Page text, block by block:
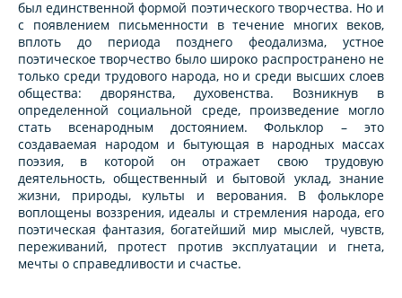
был единственной формой поэтического творчества. Но и
с появлением письменности в течение многих веков,
вплоть до периода позднего феодализма, устное
поэтическое творчество было широко распространено не
только среди трудового народа, но и среди высших слоев
общества: дворянства, духовенства. Возникнув в
определенной социальной среде, произведение могло
стать всенародным достоянием. Фольклор – это
создаваемая народом и бытующая в народных массах
поэзия, в которой он отражает свою трудовую
деятельность, общественный и бытовой уклад, знание
жизни, природы, культы и верования. В фольклоре
воплощены воззрения, идеалы и стремления народа, его
поэтическая фантазия, богатейший мир мыслей, чувств,
переживаний, протест против эксплуатации и гнета,
мечты о справедливости и счастье.